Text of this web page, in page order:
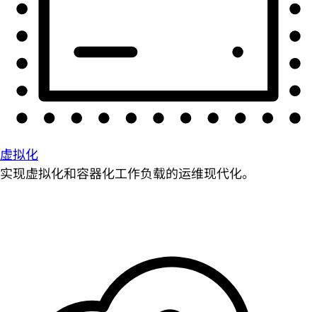
虚拟化
实现虚拟化和容器化工作负载的运维现代化。